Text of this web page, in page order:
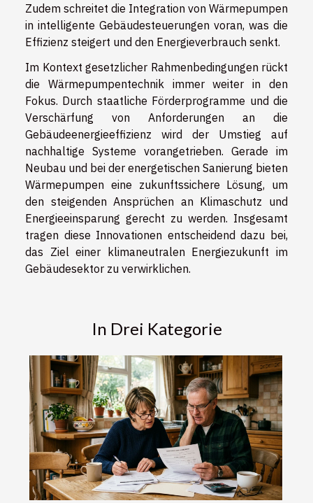
Zudem schreitet die Integration von Wärmepumpen
in intelligente Gebäudesteuerungen voran, was die
Effizienz steigert und den Energieverbrauch senkt.
Im Kontext gesetzlicher Rahmenbedingungen rückt
die Wärmepumpentechnik immer weiter in den
Fokus. Durch staatliche Förderprogramme und die
Verschärfung von Anforderungen an die
Gebäudeenergieeffizienz wird der Umstieg auf
nachhaltige Systeme vorangetrieben. Gerade im
Neubau und bei der energetischen Sanierung bieten
Wärmepumpen eine zukunftssichere Lösung, um
den steigenden Ansprüchen an Klimaschutz und
Energieeinsparung gerecht zu werden. Insgesamt
tragen diese Innovationen entscheidend dazu bei,
das Ziel einer klimaneutralen Energiezukunft im
Gebäudesektor zu verwirklichen.
In Drei Kategorie